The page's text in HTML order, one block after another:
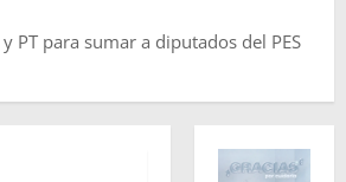
PT para sumar a diputados del PES